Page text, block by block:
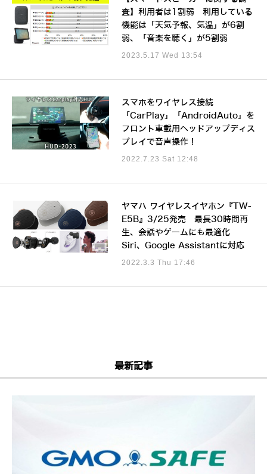
査】利用者は1割弱 利用している
機能は「天気予報、気温」が6割
弱、「音楽を聴く」が5割弱
2023.5.17 Wed 13:54
スマホをワイヤレス接続
「CarPlay」「AndroidAuto」を
フロント車載用ヘッドアップディス
プレイで音声操作！
2022.7.23 Sat 12:48
ヤマハ ワイヤレスイヤホン『TW-
E5B』3/25発売 最長30時間再
生、会話やゲームにも最適化
Siri、Google Assistantに対応
2022.3.3 Thu 17:46
最新記事